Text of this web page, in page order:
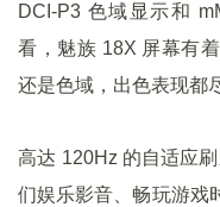
DCI-P3 色域显示和
看，魅族 18X 屏幕有
还是色域，出色表现都
高达 120Hz 的自适应
们娱乐影音、畅玩游戏